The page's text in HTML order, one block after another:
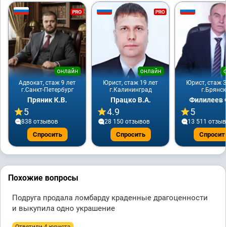
PRO
Адвокат, стаж 9 лет
онлайн
г.Санкт-Петербург
Пряник К.В.
5
838 отзывов
Спросить
PRO
Юрист, стаж 19 лет
онлайн
г.Калининград
Працко В.А.
4.9
28 150 отзывов
Спросить
Юрист, стаж
г.Брянск
Филилеев
5
13 511
Похожие вопросы
Подруга продала ломбарду краденные драгоценности
и выкупила одно украшение